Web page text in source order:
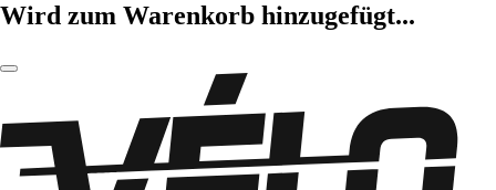
Wird zum Warenkorb hinzugefügt...